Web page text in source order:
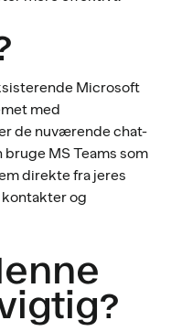
Microsoft
med
de nuværende chat-
MS Teams som
direkte fra jeres
og